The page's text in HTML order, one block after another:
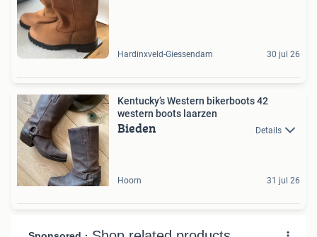
Hardinxveld-Giessendam 30 jul 26
Kentucky’s Western bikerboots 42
western boots laarzen
Bieden Details
Hoorn 31 jul 26